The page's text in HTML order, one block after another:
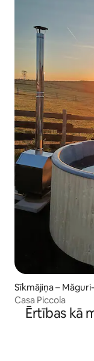
Sīkmājiņa –
Casa Piccola
Ērtības kā